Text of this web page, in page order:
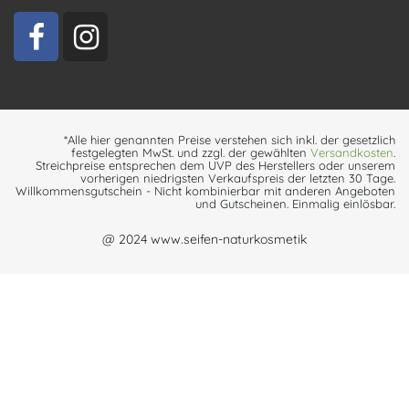
@ 2024 www.seifen-naturkosmetik
*Alle hier genannten Preise verstehen sich inkl. der gesetzlich
festgelegten MwSt. und zzgl. der gewählten Versandkosten.
Streichpreise entsprechen dem UVP des Herstellers oder unserem
vorherigen niedrigsten Verkaufspreis der letzten 30 Tage.
Willkommensgutschein - Nicht kombinierbar mit anderen Angeboten
und Gutscheinen. Einmalig einlösbar.